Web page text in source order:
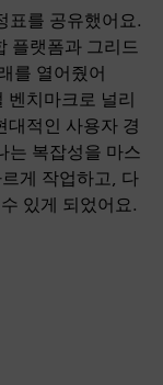
표를 공유했어요.
플랫폼과 그리드
를 열어줬어
벤치마크로 널리
대적인 사용자 경
는 복잡성을 마스
게 작업하고, 다
있게 되었어요.